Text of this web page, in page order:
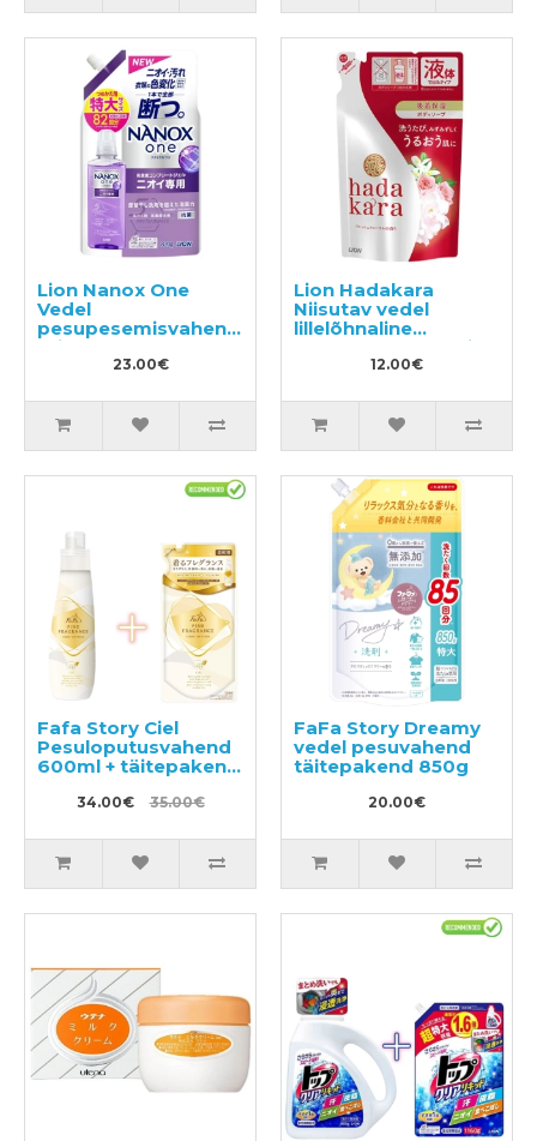
Lion Nanox One
Vedel
pesupesemisvahend
täitepakend 820g
23.00€
Lion Hadakara
Niisutav vedel
lillelõhnaline
kehapesuseep, täide
12.00€
Fafa Story Ciel
Pesuloputusvahend
600ml + täitepakend
34.00€ 35.00€
FaFa Story Dreamy
vedel pesuvahend
täitepakend 850g
20.00€